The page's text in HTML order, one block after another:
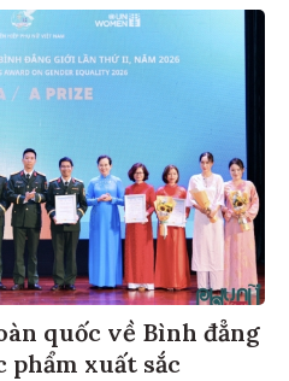
quốc về Bình đẳng
phẩm xuất sắc